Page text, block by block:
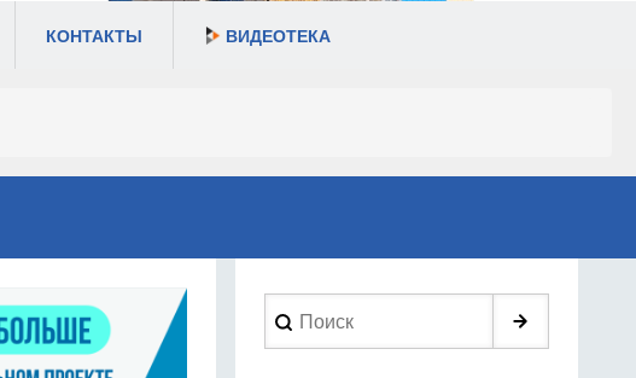
КОНТАКТЫ ВИДЕОТЕКА
Search